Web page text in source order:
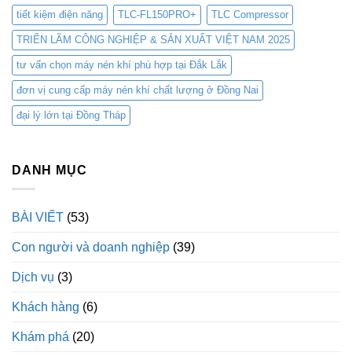
tiết kiệm điện năng TLC-FL150PRO+ TLC Compressor
TRIỂN LÃM CÔNG NGHIỆP & SẢN XUẤT VIỆT NAM 2025
tư vấn chọn máy nén khí phù hợp tại Đắk Lắk
đơn vị cung cấp máy nén khí chất lượng ở Đồng Nai
đại lý lớn tại Đồng Tháp
DANH MỤC
BÀI VIẾT (53)
Con người và doanh nghiệp (39)
Dịch vụ (3)
Khách hàng (6)
Khám phá (20)